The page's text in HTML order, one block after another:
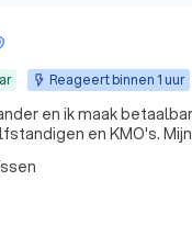
Reageert binnen 1 uur
en ik maak
en KMO's.
van boekinssystemen en